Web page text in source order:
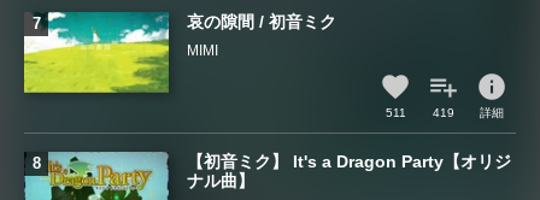
哀の隙間 / 初音ミク
MIMI
511 419
info
詳細
【初音ミク】 It's a Dragon Party【オリジ
ナル曲】